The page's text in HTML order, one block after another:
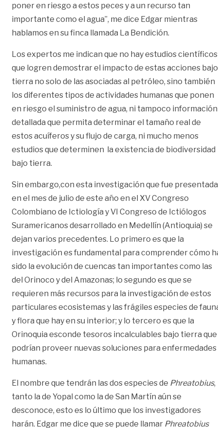
poner en riesgo a estos peces y a un recurso tan
importante como el agua”, me dice Edgar mientras
hablamos en su finca llamada La Bendición.
Los expertos me indican que no hay estudios científicos
que logren demostrar el impacto de estas acciones bajo
tierra no solo de las asociadas al petróleo, sino también
los diferentes tipos de actividades humanas que ponen
en riesgo el suministro de agua, ni tampoco información
detallada que permita determinar el tamaño real de
estos acuíferos y su flujo de carga, ni mucho menos
estudios que determinen la existencia de biodiversidad
bajo tierra.
Sin embargo,con esta investigación que fue presentada
en el mes de julio de este año en el XV Congreso
Colombiano de Ictiología y VI Congreso de Ictiólogos
Suramericanos desarrollado en Medellín (Antioquia) se
dejan varios precedentes. Lo primero es que la
investigación es fundamental para comprender cómo
sido la evolución de cuencas tan importantes como las
del Orinoco y del Amazonas; lo segundo es que se
requieren más recursos para la investigación de estos
particulares ecosistemas y las frágiles especies de
y flora que hay en su interior; y lo tercero es que la
Orinoquia esconde tesoros incalculables bajo tierra que
podrían proveer nuevas soluciones para enfermedades
humanas.
El nombre que tendrán las dos especies de Phreatobius,
tanto la de Yopal como la de San Martín aún se
desconoce, esto es lo último que los investigadores
harán. Edgar me dice que se puede llamar Phreatobius